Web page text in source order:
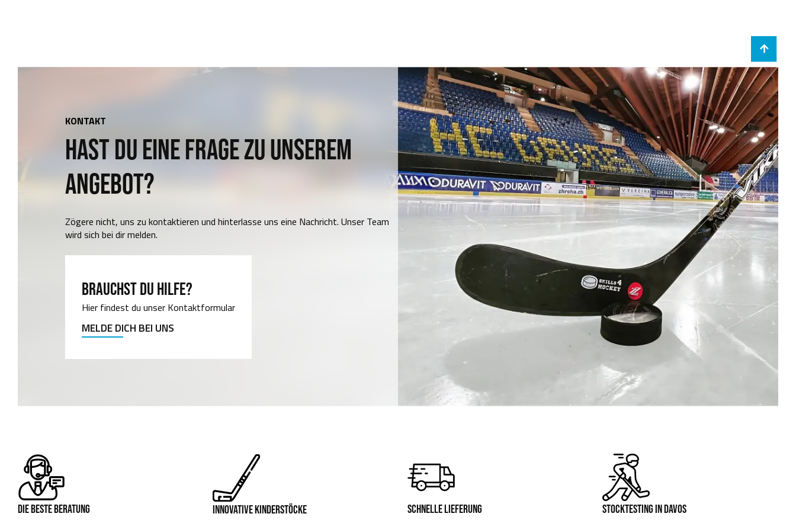
KONTAKT
HAST DU EINE FRAGE ZU UNSEREM
ANGEBOT?
Zögere nicht, uns zu kontaktieren und hinterlasse uns eine Nachricht. Unser Team
wird sich bei dir melden.
BRAUCHST DU HILFE?
Hier findest du unser Kontaktformular
MELDE DICH BEI UNS
DIE BESTE BERATUNG INNOVATIVE KINDERSTÖCKE SCHNELLE LIEFERUNG STOCKTESTING IN DAVOS